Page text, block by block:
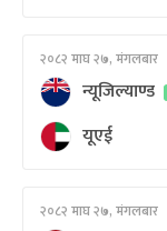
२०८२ माघ २७, मंगलबार
न्यूजिल्याण्ड
यूएई
२०८२ माघ २७, मंगलबार